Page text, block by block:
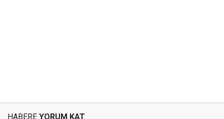
HABERE YORUM KAT